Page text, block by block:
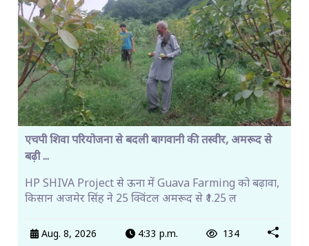
एचपी शिवा परियोजना से बदली बागवानी की तस्वीर, अमरूद से
बढ़ी ...
HP SHIVA Project से ऊना में Guava Farming को बढ़ावा,
किसान अजमेर सिंह ने 25 क्विंटल अमरूद से ₹1.25 ल
Aug. 8, 2026 4:33 p.m. 134